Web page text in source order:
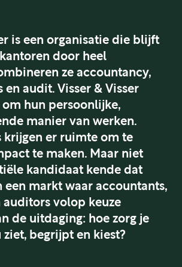
is een organisatie die blijft
door heel
ze accountancy,
en audit. Visser & Visser
hun persoonlijke,
manier van werken.
krijgen er ruimte om te
te maken. Maar niet
kandidaat kende dat
een markt waar accountants,
auditors volop keuze
de uitdaging: hoe zorg je
begrijpt en kiest?